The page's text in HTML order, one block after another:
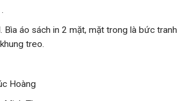
Bìa áo sách in 2 mặt, mặt trong là bức tranh
treo.
Hoàng